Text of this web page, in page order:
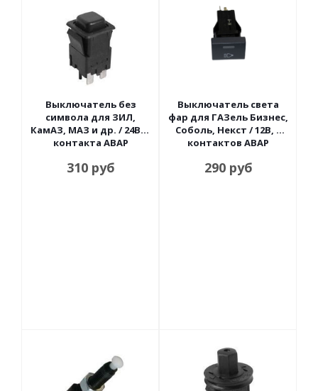
Выключатель без
символа для ЗИЛ,
КамАЗ, МАЗ и др. / 24В, 4
контакта АВАР
310руб
Выключатель света
фар для ГАЗель Бизнес,
Соболь, Некст / 12В, 5
контактов АВАР
290руб